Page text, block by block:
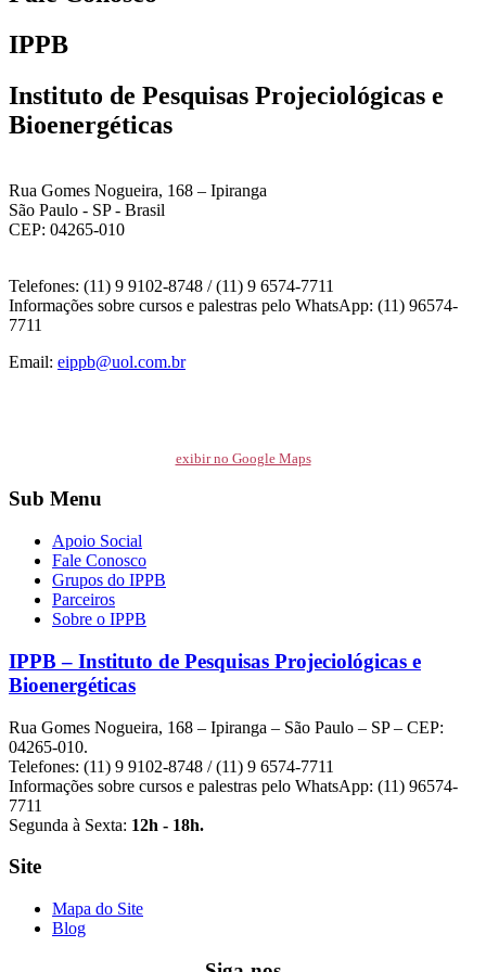
IPPB
Instituto de Pesquisas Projeciológicas e
Bioenergéticas
Rua Gomes Nogueira, 168 – Ipiranga
São Paulo - SP - Brasil
CEP: 04265-010
Telefones: (11) 9 9102-8748 / (11) 9 6574-7711
Informações sobre cursos e palestras pelo WhatsApp: (11) 96574-
7711
Email: eippb@uol.com.br
exibir no Google Maps
Sub Menu
Apoio Social
Fale Conosco
Grupos do IPPB
Parceiros
Sobre o IPPB
IPPB – Instituto de Pesquisas Projeciológicas e
Bioenergéticas
Rua Gomes Nogueira, 168 – Ipiranga – São Paulo – SP – CEP:
04265-010.
Telefones: (11) 9 9102-8748 / (11) 9 6574-7711
Informações sobre cursos e palestras pelo WhatsApp: (11) 96574-
7711
Segunda à Sexta: 12h - 18h.
Site
Mapa do Site
Blog